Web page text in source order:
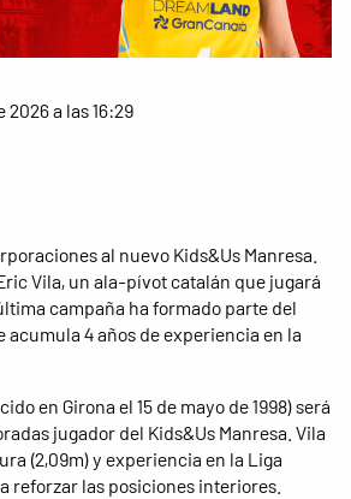
a las 16:29
al nuevo Kids&Us Manresa.
Vila, un ala-pívot catalán que jugará
campaña ha formado parte del
acumula 4 años de experiencia en la
en Girona el 15 de mayo de 1998) será
jugador del Kids&Us Manresa. Vila
(2,09m) y experiencia en la Liga
reforzar las posiciones interiores.